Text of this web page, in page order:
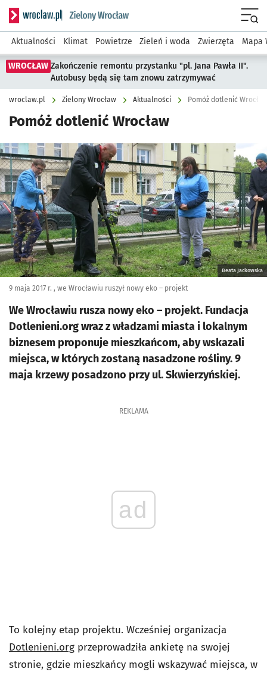
Serwis informacyjny wroclaw.pl podserwis: Środowisko we
Aktualności Klimat Powietrze Zieleń i woda Zwierzęta Mapa
WROCŁAW Zakończenie remontu przystanku "pl. Jana Pawła II".
Autobusy będą się tam znowu zatrzymywać
wroclaw.pl Zielony Wrocław Aktualności Pomóż dotlenić
Pomóż dotlenić Wrocław
Kliknij, aby powiększyć
Beata Jackowska
9 maja 2017 r. , we Wrocławiu ruszył nowy eko – projekt
We Wrocławiu rusza nowy eko – projekt. Fundacja
Dotlenieni.org wraz z władzami miasta i lokalnym
biznesem proponuje mieszkańcom, aby wskazali
miejsca, w których zostaną nasadzone rośliny. 9
maja krzewy posadzono przy ul. Skwierzyńskiej.
REKLAMA
ad
To kolejny etap projektu. Wcześniej organizacja
Dotlenieni.org przeprowadziła ankietę na swojej
stronie, gdzie mieszkańcy mogli wskazywać miejsca, w